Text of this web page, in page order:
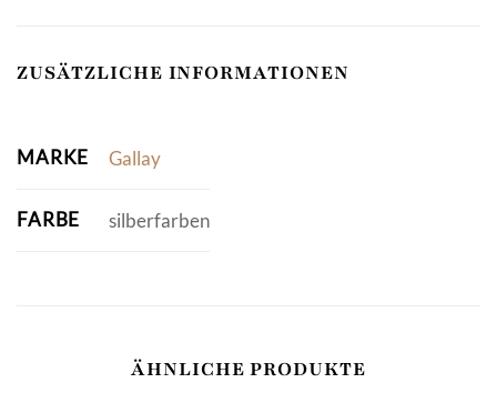
ZUSÄTZLICHE INFORMATIONEN
MARKE Gallay
FARBE silberfarben
ÄHNLICHE PRODUKTE